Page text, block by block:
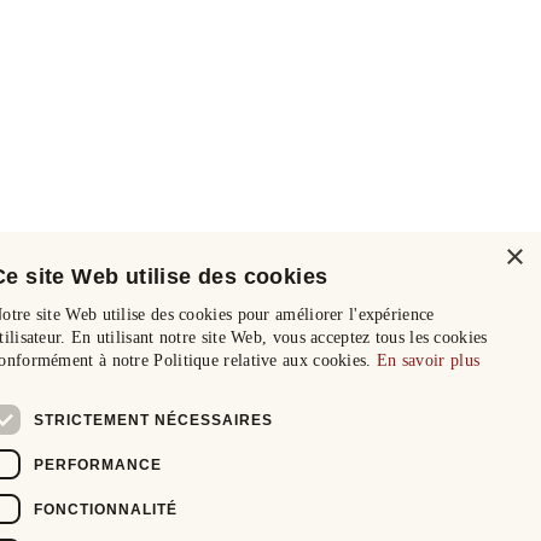
×
site Web utilise des cookies
site Web utilise des cookies pour améliorer l'expérience
En utilisant notre site Web, vous acceptez tous les cookies
à notre Politique relative aux cookies. En savoir plus
STRICTEMENT NÉCESSAIRES
PERFORMANCE
FONCTIONNALITÉ